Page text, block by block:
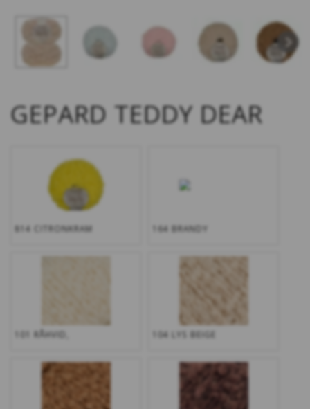
GEPARD TEDDY DEAR
814 CITRONKRAM 164 BRANDY
101 RÅHVID, 104 LYS BEIGE